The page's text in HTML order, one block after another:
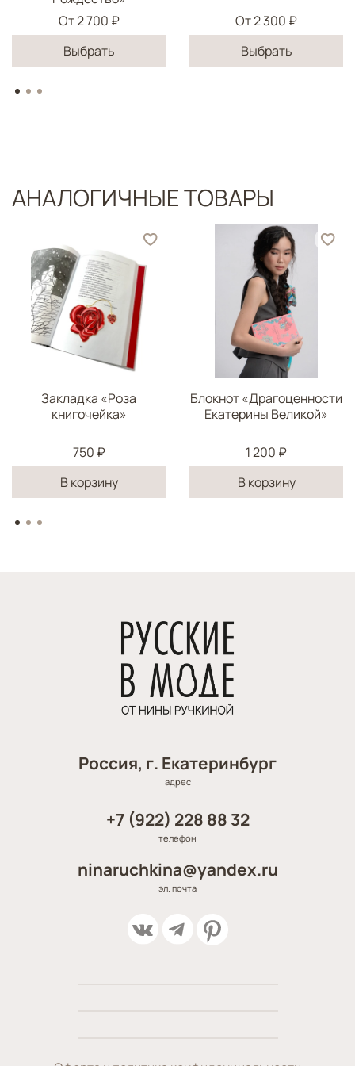
От2 700 ₽
Выбрать
От2 300 ₽
Выбрать
АНАЛОГИЧНЫЕ ТОВАРЫ
Закладка «Роза
книгочейка»
750 ₽
В корзину
Блокнот «Драгоценности
Екатерины Великой»
1 200 ₽
В корзину
Россия, г. Екатеринбург
адрес
+7 (922) 228 88 32
телефон
ninaruchkina@yandex.ru
эл. почта